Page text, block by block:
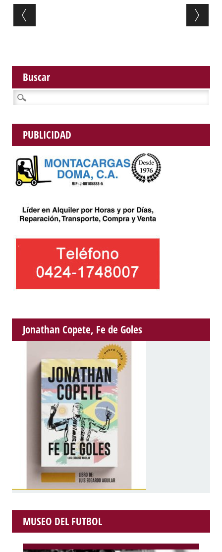
Post navigation
Buscar
Buscar:
PUBLICIDAD
Jonathan Copete, Fe de Goles
MUSEO DEL FUTBOL